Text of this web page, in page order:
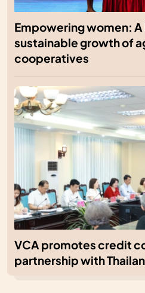
Empowering women:
sustainable growth of
cooperatives
VCA promotes credit
partnership with